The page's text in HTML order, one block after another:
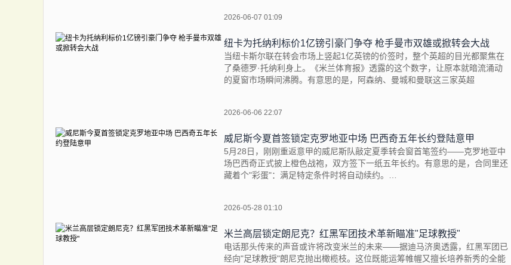
2026-06-07 01:09
纽卡为托纳利标价1亿镑引豪门争夺 枪手曼市双雄或掀转会大战
当纽卡斯尔联在转会市场上竖起1亿英镑的价签时，整个英超的目光都聚焦在
了桑德罗·托纳利身上。《米兰体育报》透露的这个数字，让原本就暗流涌动
的夏窗市场瞬间沸腾。有意思的是，阿森纳、曼城和曼联这三家英超
2026-06-06 22:07
威尼斯今夏首签锁定克罗地亚中场 巴西奇五年长约登陆意甲
5月28日，刚刚重返意甲的威尼斯队敲定夏季转会窗首笔签约——克罗地亚中
场巴西奇正式披上橙色战袍，双方签下一纸五年长约。有意思的是，合同里还
藏着个"彩蛋"：满足特定条件时将自动续约。
2026-05-28 01:10
米兰高层锁定朗尼克？红黑军团技术革新瞄准"足球教授"
电话那头传来的声音或许将改变米兰的未来——据迪马济奥透露，红黑军团已
经向"足球教授"朗尼克抛出橄榄枝。这位既能运筹帷幄又擅长培养新秀的全能